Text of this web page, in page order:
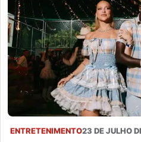
ENTRETENIMENTO23 DE JULHO